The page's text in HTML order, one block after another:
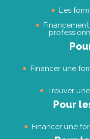
Les
Financer une
Trouver
Pour
Financer une